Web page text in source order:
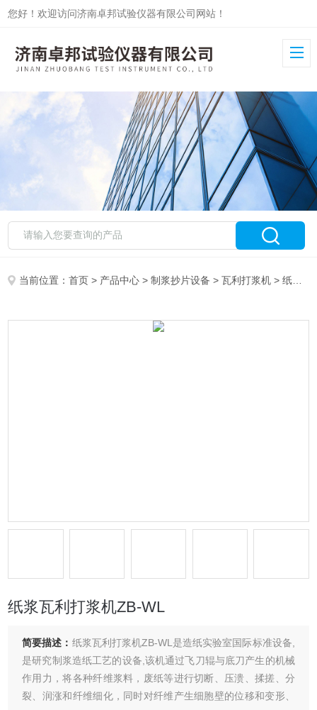
您好！欢迎访问济南卓邦试验仪器有限公司网站！
当前位置：首页 > 产品中心 >制浆抄片设备 >瓦利打浆机 > 纸浆瓦利打浆机ZB-WL
纸浆瓦利打浆机ZB-WL
简要描述： 纸浆瓦利打浆机ZB-WL是造纸实验室国际标准设备,
是研究制浆造纸工艺的设备,该机通过飞刀辊与底刀产生的机械
作用力，将各种纤维浆料，废纸等进行切断、压溃、揉搓、分
裂、润涨和纤维细化，同时对纤维产生细胞壁的位移和变形、